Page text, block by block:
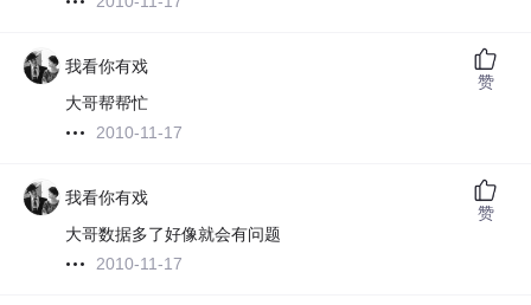
我看你有戏
大哥帮帮忙
2010-11-17
赞
我看你有戏
大哥数据多了好像就会有问题
2010-11-17
赞